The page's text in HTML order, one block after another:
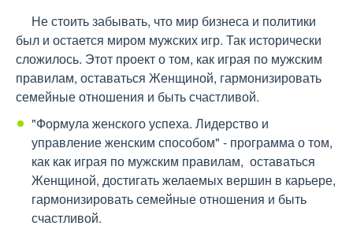
Не стоить забывать, что мир бизнеса и политики
был и остается миром мужских игр. Так исторически
сложилось. Этот проект о том, как играя по мужским
правилам, оставаться Женщиной, гармонизировать
семейные отношения и быть счастливой.
"Формула женского успеха. Лидерство и
управление женским способом" - программа о том,
как как играя по мужским правилам, оставаться
Женщиной, достигать желаемых вершин в карьере,
гармонизировать семейные отношения и быть
счастливой.